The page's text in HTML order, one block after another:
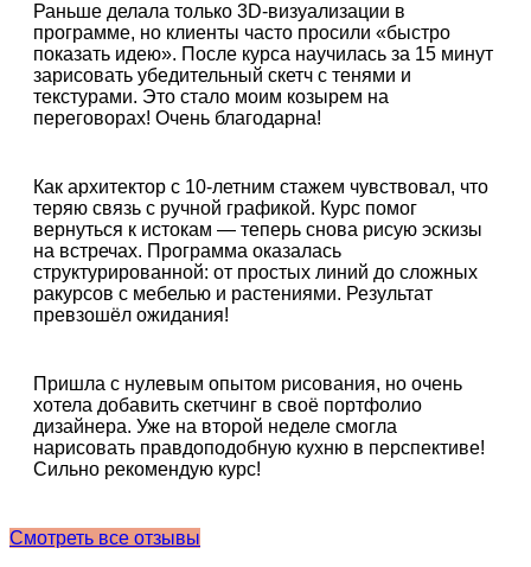
Раньше делала только 3D-визуализации в
программе, но клиенты часто просили «быстро
показать идею». После курса научилась за 15 минут
зарисовать убедительный скетч с тенями и
текстурами. Это стало моим козырем на
переговорах! Очень благодарна!
Как архитектор с 10-летним стажем чувствовал, что
теряю связь с ручной графикой. Курс помог
вернуться к истокам — теперь снова рисую эскизы
на встречах. Программа оказалась
структурированной: от простых линий до сложных
ракурсов с мебелью и растениями. Результат
превзошёл ожидания!
Пришла с нулевым опытом рисования, но очень
хотела добавить скетчинг в своё портфолио
дизайнера. Уже на второй неделе смогла
нарисовать правдоподобную кухню в перспективе!
Сильно рекомендую курс!
Смотреть все отзывы